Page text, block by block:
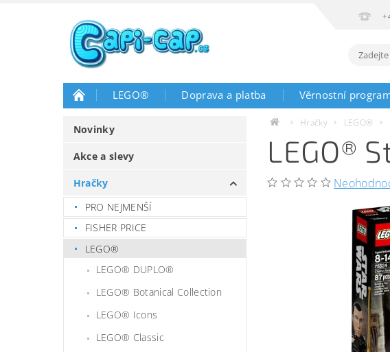
LEGO® Doprava a platba Věrnostní
Novinky
Akce a slevy
Hračky
PRO NEJMENŠÍ
FISHER PRICE
LEGO®
LEGO® DUPLO®
LEGO® Botanical Collection
LEGO® Icons
LEGO® Classic
Hračky LEGO®
LEGO®